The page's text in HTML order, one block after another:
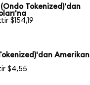
(Ondo Tokenized)'dan
$154,19
Amerikan
$4,55